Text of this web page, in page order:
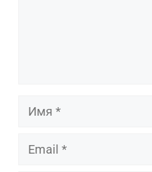
Имя
Email